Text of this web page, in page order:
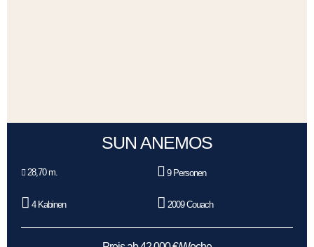
SUN ANEMOS
28,70 m. 9 Personen
4 Kabinen 2009 Couach